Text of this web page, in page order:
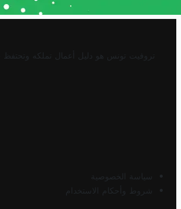
تروفيت تونس هو دليل أعمال تملكه وتحتفظ
سياسة الخصوصية
شروط وأحكام الاستخدام